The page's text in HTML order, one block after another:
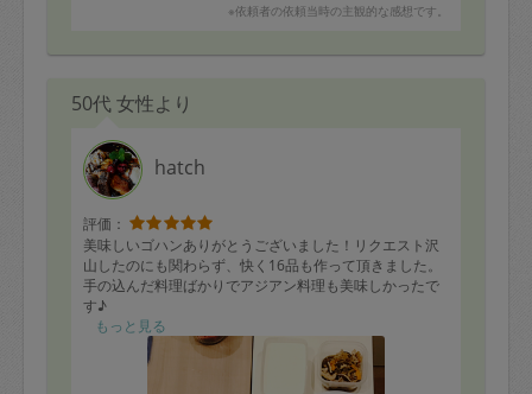
※依頼者の依頼当時の主観的な感想です。
50代 女性より
hatch
評価：
美味しいゴハンありがとうございました！リクエスト沢
山したのにも関わらず、快く16品も作って頂きました。
手の込んだ料理ばかりでアジアン料理も美味しかったで
す♪
【料理】
＊ミネストローネ
＊ハヤシライス
もっと見る